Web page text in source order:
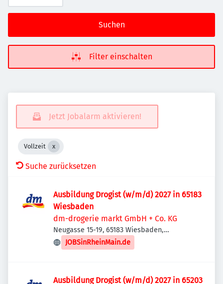
Suchen
Filter einschalten
Jetzt Jobalarm aktivieren!
Vollzeit
Suche zurücksetzen
Ausbildung Drogist (w/m/d) 2027 in 65183
Wiesbaden
dm-drogerie markt GmbH + Co. KG
Neugasse 15-19, 65183 Wiesbaden,
Deutschland
JOBSinRheinMain.de
Ausbildung Drogist (w/m/d) 2027 in 65203